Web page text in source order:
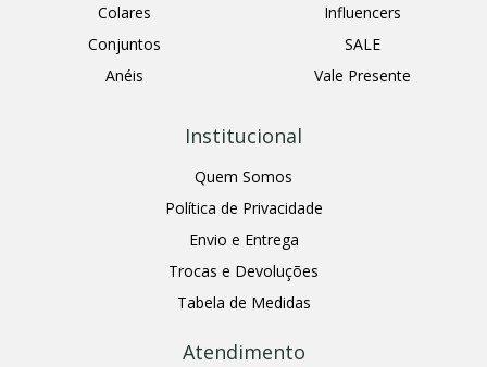
Colares
Conjuntos
Anéis
Influencers
SALE
Vale Presente
Institucional
Quem Somos
Política de Privacidade
Envio e Entrega
Trocas e Devoluções
Tabela de Medidas
Atendimento